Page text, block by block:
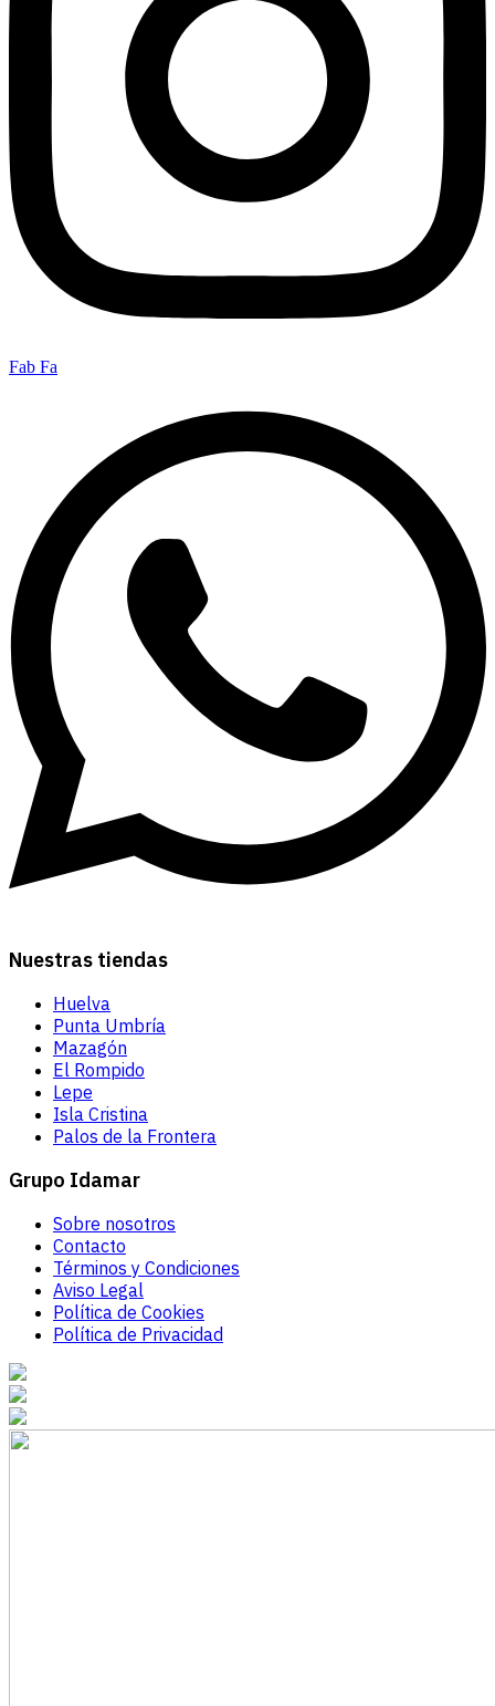
Fab Fa
Nuestras tiendas
Huelva
Punta Umbría
Mazagón
El Rompido
Lepe
Isla Cristina
Palos de la Frontera
Grupo Idamar
Sobre nosotros
Contacto
Términos y Condiciones
Aviso Legal
Política de Cookies
Política de Privacidad